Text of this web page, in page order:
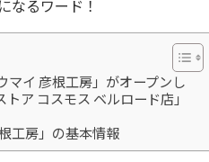
なるワード！
マイ 彦根工房」がオープンし
ア コスモス ベルロード店」
工房」の基本情報